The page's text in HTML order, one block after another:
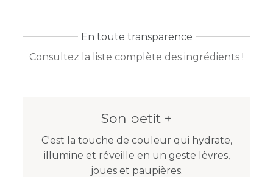
En toute transparence
Consultez la liste complète des ingrédients !
Son petit +
C'est la touche de couleur qui hydrate,
illumine et réveille en un geste lèvres,
joues et paupières.